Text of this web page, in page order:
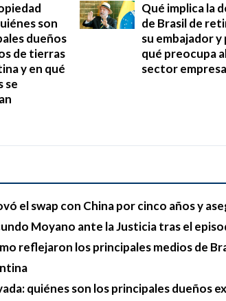
son
dueños
de tierras
y en qué
se
Qué implica la
de Brasil de
su embajador y
qué preocupa
sector
el swap con China por cinco años y
Moyano ante la Justicia tras el
reflejaron los principales medios de
quiénes son los principales dueños